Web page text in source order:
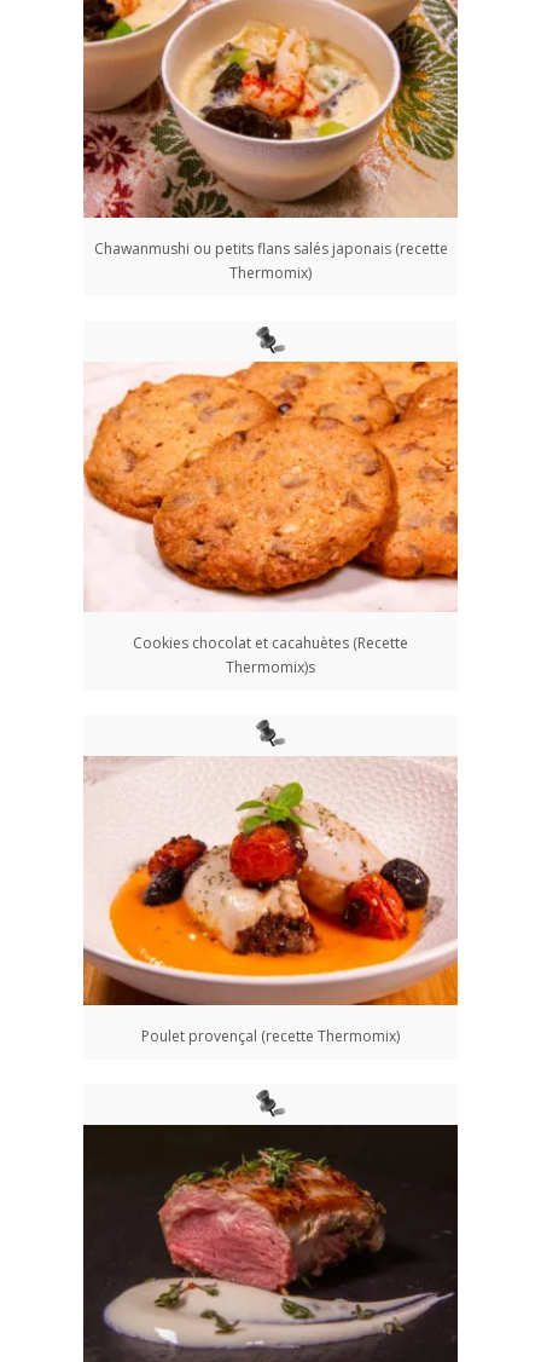
Chawanmushi ou petits flans salés japonais (recette
Thermomix)
Cookies chocolat et cacahuètes (Recette
Thermomix)s
Poulet provençal (recette Thermomix)